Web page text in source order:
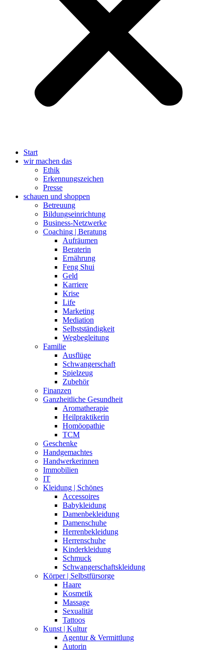
Start
wir machen das
Ethik
Erkennungszeichen
Presse
schauen und shoppen
Betreuung
Bildungseinrichtung
Business-Netzwerke
Coaching | Beratung
Aufräumen
Beraterin
Ernährung
Feng Shui
Geld
Karriere
Krise
Life
Marketing
Mediation
Selbstständigkeit
Wegbegleitung
Familie
Ausflüge
Schwangerschaft
Spielzeug
Zubehör
Finanzen
Ganzheitliche Gesundheit
Aromatherapie
Heilpraktikerin
Homöopathie
TCM
Geschenke
Handgemachtes
Handwerkerinnen
Immobilien
IT
Kleidung | Schönes
Accessoires
Babykleidung
Damenbekleidung
Damenschuhe
Herrenbekleidung
Herrenschuhe
Kinderkleidung
Schmuck
Schwangerschaftskleidung
Körper | Selbstfürsorge
Haare
Kosmetik
Massage
Sexualität
Tattoos
Kunst | Kultur
Agentur & Vermittlung
Autorin